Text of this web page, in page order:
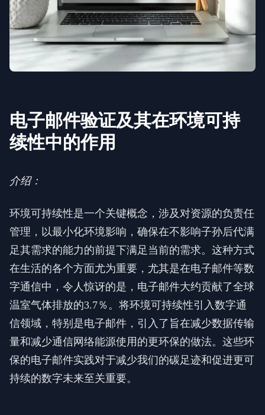
电子邮件验证及其在环境可持
续性中的作用
介绍：
环境可持续性是一个关键概念，涉及对资源的负责任
管理，以最小化环境影响，确保在不影响子孙后代满
足其需求的能力的前提下满足当前的需求。这种方式
在生活的各个方面尤为重要，尤其是在电子邮件等数
字通信中，令人惊讶的是，电子邮件大约贡献了全球
温室气体排放的3.7％。将环境可持续性引入数字通
信领域，特别是电子邮件，引入了旨在减少数据传输
量和减少通信网络能源使用的更环保的做法。这些环
保的电子邮件实践对于减少我们的碳足迹和促进更可
持续的数字未来至关重要。